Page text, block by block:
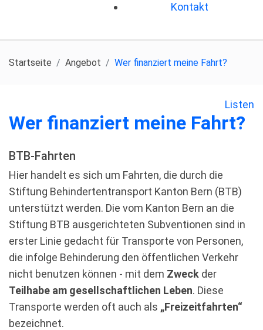
Kontakt
Startseite Angebot Wer ﬁnanziert meine Fahrt?
Listen
Wer ﬁnanziert meine Fahrt?
BTB-Fahrten
Hier handelt es sich um Fahrten, die durch die
Stiftung Behindertentransport Kanton Bern (BTB)
unterstützt werden. Die vom Kanton Bern an die
Stiftung BTB ausgerichteten Subventionen sind in
erster Linie gedacht für Transporte von Personen,
die infolge Behinderung den öffentlichen Verkehr
nicht benutzen können - mit dem Zweck der
Teilhabe am gesellschaftlichen Leben. Diese
Transporte werden oft auch als „Freizeitfahrten“
bezeichnet.